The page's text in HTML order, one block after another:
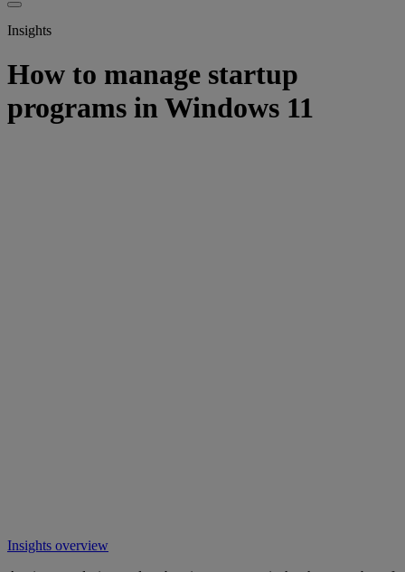
Insights
How to manage startup
programs in Windows 11
Insights overview